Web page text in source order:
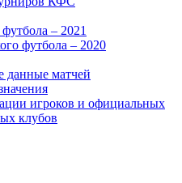
– 2021
футбола – 2020
данные матчей
игроков и официальных
клубов